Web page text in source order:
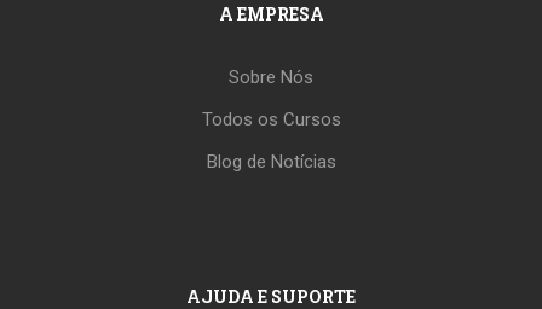
A EMPRESA
Sobre Nós
Todos os Cursos
Blog de Notícias
AJUDA E SUPORTE